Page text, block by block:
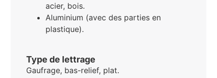
acier, bois.
Aluminium (avec des parties en
plastique).
Type de lettrage
Gaufrage, bas-relief, plat.